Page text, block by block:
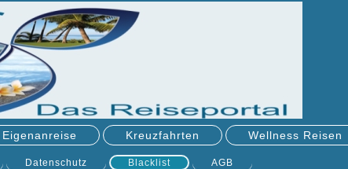
Eigenanreise Kreuzfahrten Wellness Reisen
Datenschutz Blacklist AGB